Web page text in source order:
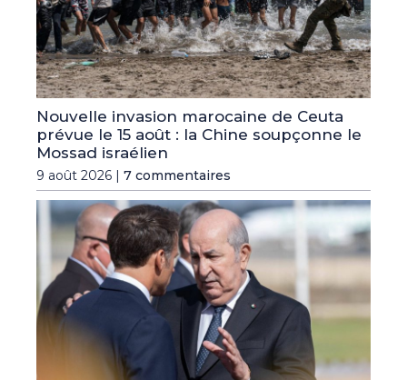
Nouvelle invasion marocaine de Ceuta
prévue le 15 août : la Chine soupçonne le
Mossad israélien
9 août 2026 | 7 commentaires